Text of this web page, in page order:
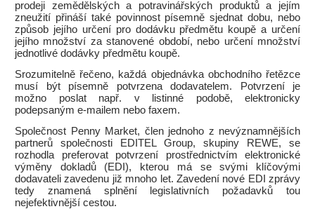
prodeji zemědělských a potravinářských produktů a jejím
zneužití přináší také povinnost písemně sjednat dobu, nebo
způsob jejího určení pro dodávku předmětu koupě a určení
jejího množství za stanovené období, nebo určení množství
jednotlivé dodávky předmětu koupě.
Srozumitelně řečeno, každá objednávka obchodního řetězce
musí být písemně potvrzena dodavatelem. Potvrzení je
možno poslat např. v listinné podobě, elektronicky
podepsaným e-mailem nebo faxem.
Společnost Penny Market, člen jednoho z nevýznamnějších
partnerů společnosti EDITEL Group, skupiny REWE, se
rozhodla preferovat potvrzení prostřednictvím elektronické
výměny dokladů (EDI), kterou má se svými klíčovými
dodavateli zavedenu již mnoho let. Zavedení nové EDI zprávy
tedy znamená splnění legislativních požadavků tou
nejefektivnější cestou.